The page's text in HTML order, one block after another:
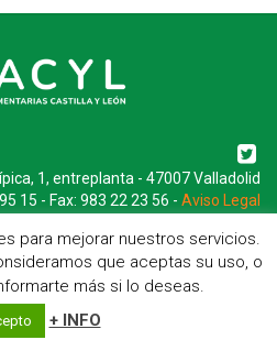
1, entreplanta - 47007 Valladolid
15 - Fax: 983 22 23 56 - Aviso Legal
para mejorar nuestros servicios.
que aceptas su uso, o
más si lo deseas.
+ INFO